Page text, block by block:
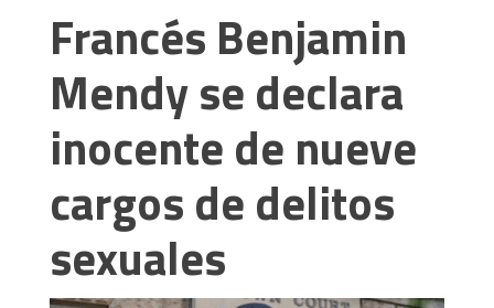
Francés Benjamin
Mendy se declara
inocente de nueve
cargos de delitos
sexuales